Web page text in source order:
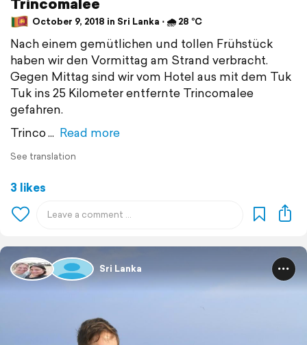
October 9, 2018 in Sri Lanka ⋅ 🌧 28 °C
Nach einem gemütlichen und tollen Frühstück
haben wir den Vormittag am Strand verbracht.
Gegen Mittag sind wir vom Hotel aus mit dem Tuk
Tuk ins 25 Kilometer entfernte Trincomalee
gefahren.
Trinco
Read more
See translation
3 likes
Sri Lanka